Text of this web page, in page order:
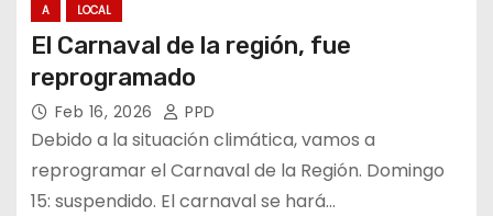
A LOCAL
El Carnaval de la región, fue
reprogramado
Feb 16, 2026 PPD
Debido a la situación climática, vamos a
reprogramar el Carnaval de la Región. Domingo
15: suspendido. El carnaval se hará…